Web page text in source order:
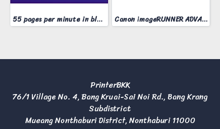
55 pages per minute in black and white Canon imageRUNNER ADVANCE 4235
PrinterBKK
76/1 Village No. 4, Bang Kruai-Sai Noi Rd., Bang Krang
Subdistrict
Mueang Nonthaburi District, Nonthaburi 11000